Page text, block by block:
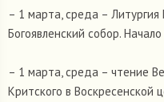
– 1 марта, среда –
Богоявленский собор. Начало
– 1 марта, среда – чтение
Критского в Воскресенской